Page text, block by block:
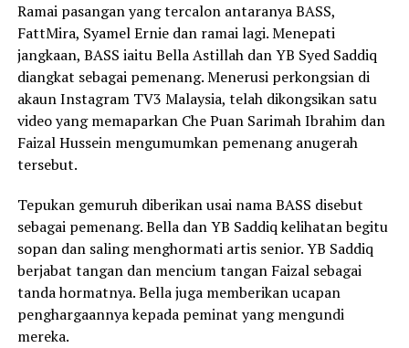
Ramai pasangan yang tercalon antaranya BASS,
FattMira, Syamel Ernie dan ramai lagi. Menepati
jangkaan, BASS iaitu Bella Astillah dan YB Syed Saddiq
diangkat sebagai pemenang. Menerusi perkongsian di
akaun Instagram TV3 Malaysia, telah dikongsikan satu
video yang memaparkan Che Puan Sarimah Ibrahim dan
Faizal Hussein mengumumkan pemenang anugerah
tersebut.
Tepukan gemuruh diberikan usai nama BASS disebut
sebagai pemenang. Bella dan YB Saddiq kelihatan begitu
sopan dan saling menghormati artis senior. YB Saddiq
berjabat tangan dan mencium tangan Faizal sebagai
tanda hormatnya. Bella juga memberikan ucapan
penghargaannya kepada peminat yang mengundi
mereka.